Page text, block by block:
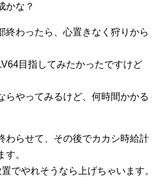
かな？
終わったら、心置きなく狩りから
目指してみたかったですけど
らやってみるけど、何時間かかる
わらせて、その後でカカシ時給計
。
でやれそうなら上げちゃいます。